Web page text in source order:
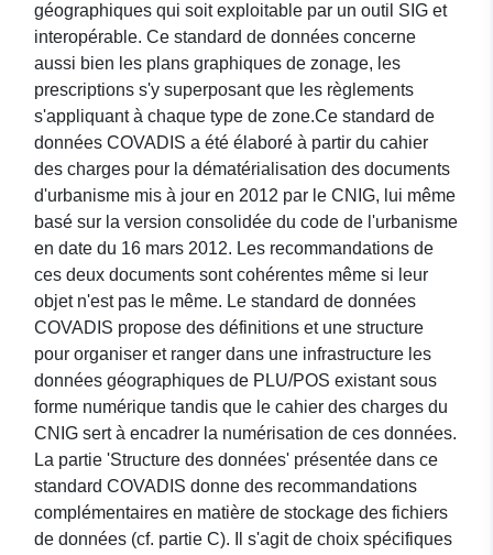
géographiques qui soit exploitable par un outil SIG et
interopérable. Ce standard de données concerne
aussi bien les plans graphiques de zonage, les
prescriptions s'y superposant que les règlements
s'appliquant à chaque type de zone.Ce standard de
données COVADIS a été élaboré à partir du cahier
des charges pour la dématérialisation des documents
d'urbanisme mis à jour en 2012 par le CNIG, lui même
basé sur la version consolidée du code de l'urbanisme
en date du 16 mars 2012. Les recommandations de
ces deux documents sont cohérentes même si leur
objet n'est pas le même. Le standard de données
COVADIS propose des définitions et une structure
pour organiser et ranger dans une infrastructure les
données géographiques de PLU/POS existant sous
forme numérique tandis que le cahier des charges du
CNIG sert à encadrer la numérisation de ces données.
La partie 'Structure des données' présentée dans ce
standard COVADIS donne des recommandations
complémentaires en matière de stockage des fichiers
de données (cf. partie C). Il s'agit de choix spécifiques